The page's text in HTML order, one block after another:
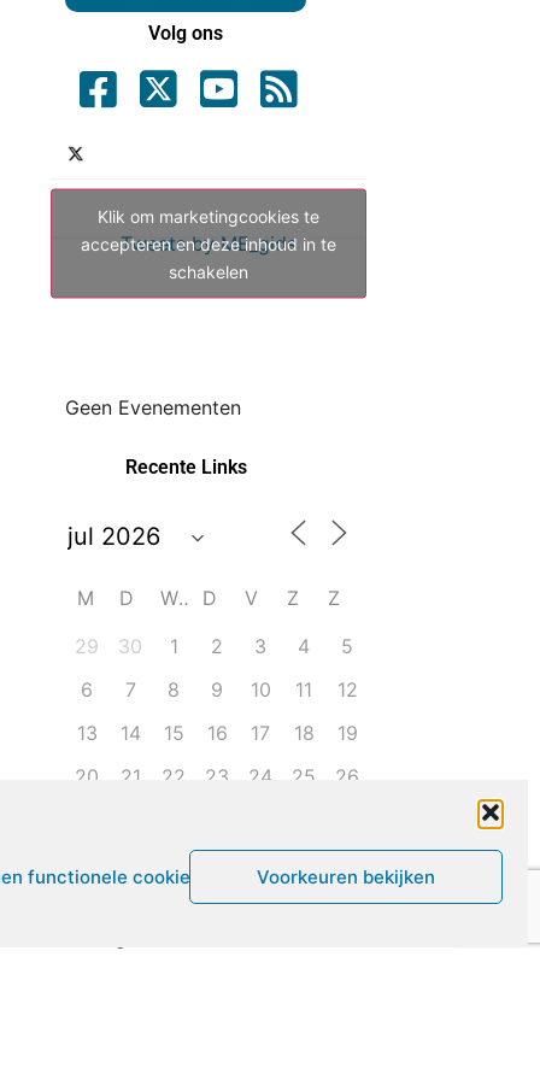
functionele cookies Voorkeuren bekijken
Volg ons
Tweets by ME_gids
Klik om marketingcookies te
accepteren en deze inhoud in te
schakelen
Geen Evenementen
Recente Links
M D W D V Z
Z
29
30 1 2 3 4
5
6
7 8 9 10 11
12
13
14 15 16 17 18
19
20
21 22 23 24 25
26
Leven met ME/CVS en POTS